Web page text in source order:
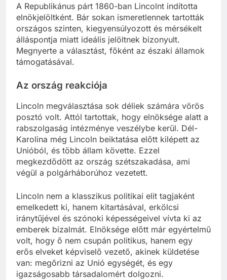
A Republikánus párt 1860-ban Lincolnt indította
elnökjelöltként. Bár sokan ismeretlennek tartották
országos szinten, kiegyensúlyozott és mérsékelt
álláspontja miatt ideális jelöltnek bizonyult.
Megnyerte a választást, főként az északi államok
támogatásával.
Az ország reakciója
Lincoln megválasztása sok déliek számára vörös
posztó volt. Attól tartottak, hogy elnöksége alatt a
rabszolgaság intézménye veszélybe kerül. Dél-
Karolina még Lincoln beiktatása előtt kilépett az
Unióból, és több állam követte. Ezzel
megkezdődött az ország szétszakadása, ami
végül a polgárháborúhoz vezetett.
Lincoln nem a klasszikus politikai elit tagjaként
emelkedett ki, hanem kitartásával, erkölcsi
iránytűjével és szónoki képességeivel vívta ki az
emberek bizalmát. Elnöksége előtt már egyértelmű
volt, hogy ő nem csupán politikus, hanem egy
erős elveket képviselő vezető, akinek küldetése
van: megőrizni az Unió egységét, és egy
igazságosabb társadalomért dolgozni.